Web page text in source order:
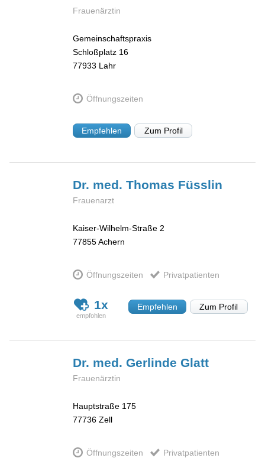
Frauenärztin
Gemeinschaftspraxis
Schloßplatz 16
77933 Lahr
Öffnungszeiten
Empfehlen Zum Profil
Dr. med. Thomas Füsslin
Frauenarzt
Kaiser-Wilhelm-Straße 2
77855Achern
Öffnungszeiten Privatpatienten
1x Empfehlen Zum Profil
Dr. med. GerlindeGlatt
Frauenärztin
Hauptstraße 175
77736 Zell
Öffnungszeiten Privatpatienten